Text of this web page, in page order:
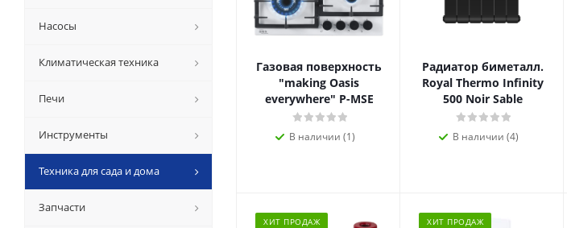
Газовая поверхность
"making Oasis
everywhere" P-MSE
В наличии (1)
Радиатор биметалл.
Royal Thermo Infinity
500 Noir Sable
В наличии (4)
ХИТ ПРОДАЖ ХИТ ПРОДАЖ
Насосы
Климатическая техника
Печи
Инструменты
Техника для сада и дома
Запчасти